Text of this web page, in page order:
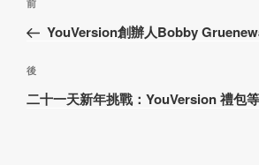
導
覽
上
一
文
章
前
YouVersion創辦人Bobby
下
篇
後
二十一天新年挑戰：YouVersion 禮包